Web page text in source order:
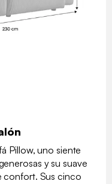
Pillow, uno siente
y su suave
confort. Sus cinco